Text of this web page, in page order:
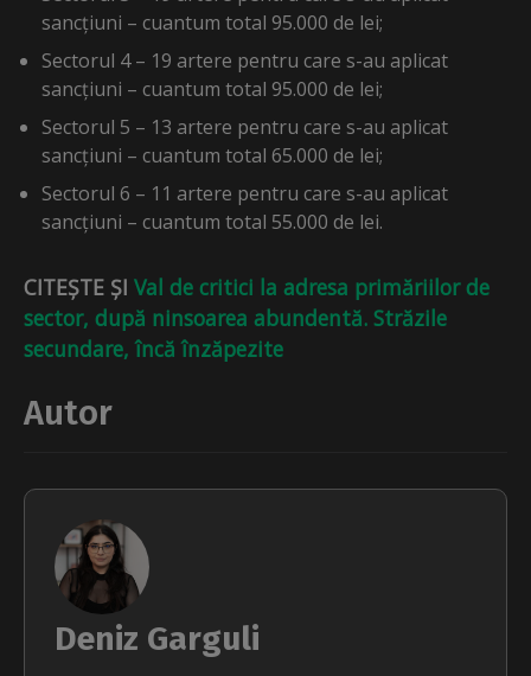
sancțiuni – cuantum total 95.000 de lei;
Sectorul 4 – 19 artere pentru care s-au aplicat
sancțiuni – cuantum total 95.000 de lei;
Sectorul 5 – 13 artere pentru care s-au aplicat
sancțiuni – cuantum total 65.000 de lei;
Sectorul 6 – 11 artere pentru care s-au aplicat
sancțiuni – cuantum total 55.000 de lei.
CITEȘTE ȘI Val de critici la adresa primăriilor de
sector, după ninsoarea abundentă. Străzile
secundare, încă înzăpezite
Autor
Deniz Garguli